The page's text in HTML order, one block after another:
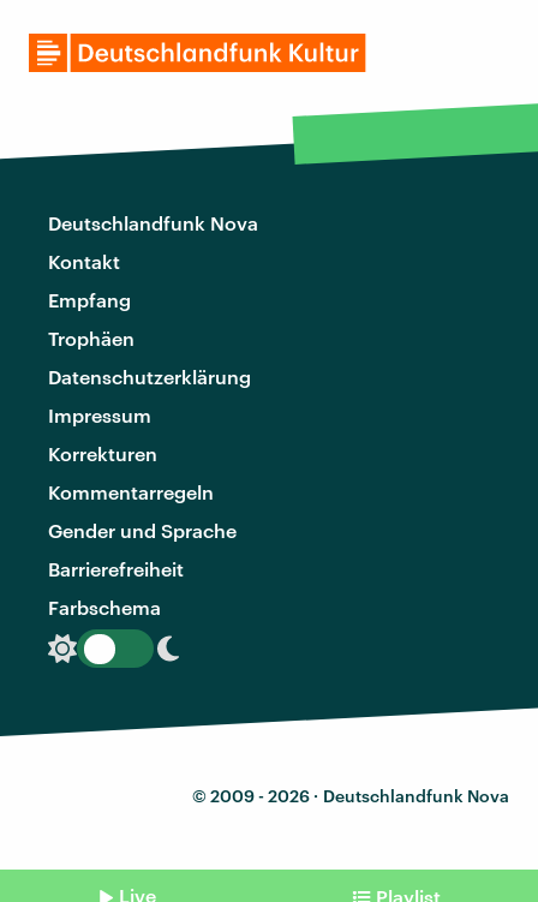
Deutschlandfunk Nova
Kontakt
Empfang
Trophäen
Datenschutzerklärung
Impressum
Korrekturen
Kommentarregeln
Gender und Sprache
Barrierefreiheit
Farbschema
© 2009 - 2026 · Deutschlandfunk Nova
Live Playlist